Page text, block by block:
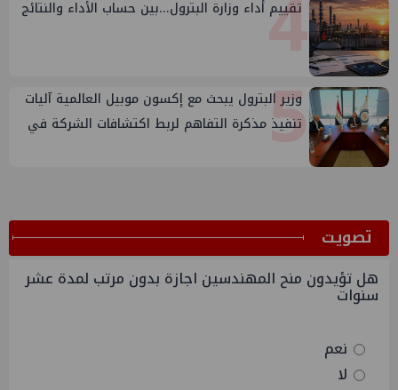
تقييم أداء وزارة البترول...بين حساب الأداء والنتائج
5
وزير البترول يبحث مع إكسون موبيل العالمية آليات
تنفيذ مذكرة التفاهم لربط اكتشافات الشركة في
ﺗﺼﻮﻳﺖ
هل تؤيدون منح المهندسين اجازة بدون مرتب لمدة عشر
سنوات
نعم
لا